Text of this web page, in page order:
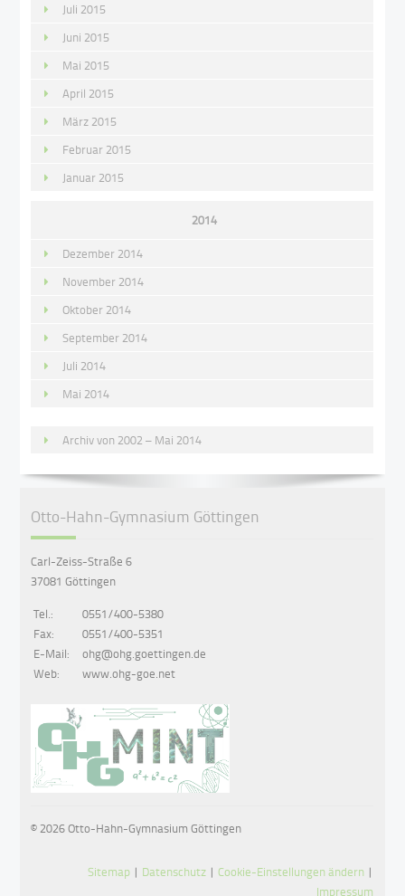
Juli 2015
Juni 2015
Mai 2015
April 2015
März 2015
Februar 2015
Januar 2015
2014
Dezember 2014
November 2014
Oktober 2014
September 2014
Juli 2014
Mai 2014
Archiv von 2002 – Mai 2014
Otto-Hahn-Gymnasium Göttingen
Carl-Zeiss-Straße 6
37081 Göttingen
Tel.:
0551/400-5380
Fax:
0551/400-5351
E-Mail:
ohg@ohg.goettingen.de
Web:
www.ohg-goe.net
© 2026 Otto-Hahn-Gymnasium Göttingen
Sitemap | Datenschutz |Cookie-Einstellungen ändern |
Impressum